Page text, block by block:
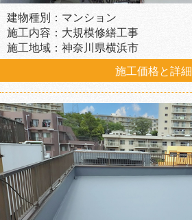
建物種別：マンション
施工内容：大規模修繕工事
施工地域：神奈川県横浜市
施工価格と詳細